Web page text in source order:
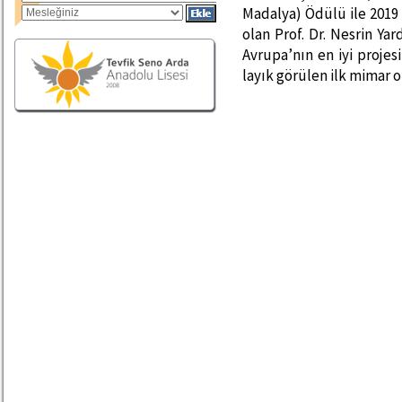
Madalya) Ödülü ile
olan Prof. Dr. Nesrin
Avrupa’nın en iyi
layık görülen ilk mimar